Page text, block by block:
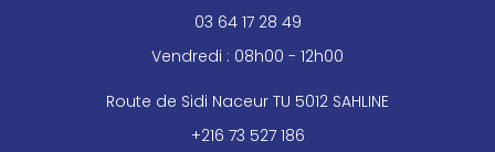
03 64 17 28 49
Vendredi : 08h00 - 12h00
Route de Sidi Naceur TU 5012 SAHLINE
+216 73 527 186